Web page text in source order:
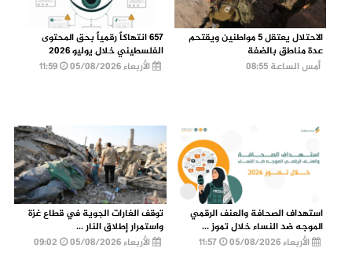
الاحتلال يعتقل 5 مواطنين ويقتحم
عدة مناطق بالضفة
أمس الساعة 08:55
657 انتهاكاً رقمياً بحق المحتوى
الفلسطيني خلال يوليو 2026
الأربعاء 05/08/2026
11:59
استهداف الصحافة والعنف الرقمي
الموجه ضد النساء خلال تموز ...
الأربعاء 05/08/2026
توقف الغارات الجوية في قطاع غزة
واستمرار إطلاق النار ...
الأربعاء 05/08/2026